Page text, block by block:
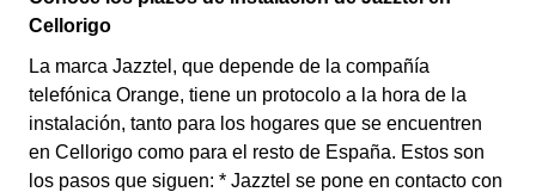
Cellorigo
La marca Jazztel, que depende de la compañía
telefónica Orange, tiene un protocolo a la hora de la
instalación, tanto para los hogares que se encuentren
en Cellorigo como para el resto de España. Estos son
los pasos que siguen: * Jazztel se pone en contacto con